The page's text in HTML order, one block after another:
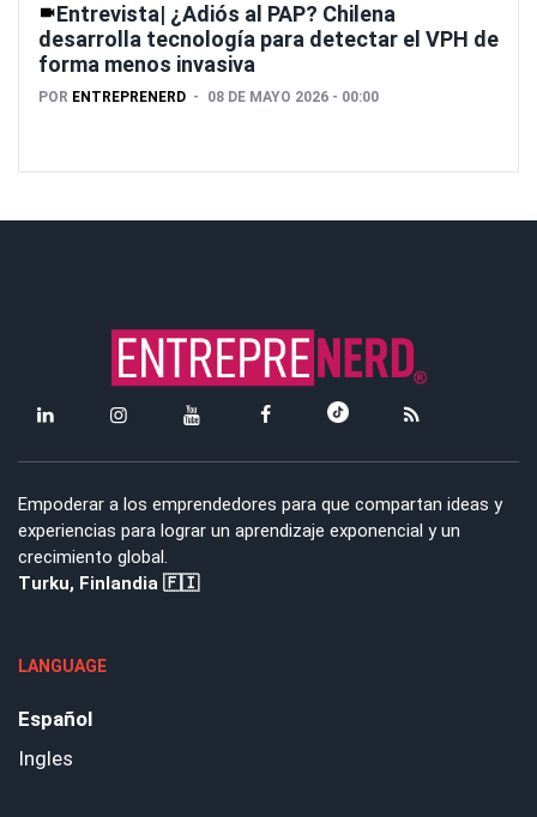
Entrevista| ¿Adiós al PAP? Chilena
desarrolla tecnología para detectar el VPH de
forma menos invasiva
POR ENTREPRENERD 08 DE MAYO 2026 - 00:00
Empoderar a los emprendedores para que compartan ideas y
experiencias para lograr un aprendizaje exponencial y un
crecimiento global.
Turku, Finlandia 🇫🇮
LANGUAGE
Español
Ingles